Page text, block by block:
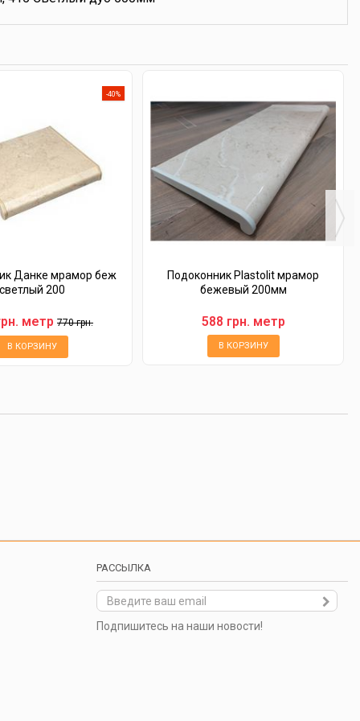
-40%
Данке мрамор беж
светлый 200
метр 770 грн.
В КОРЗИНУ
Подоконник Plastolit мрамор
бежевый 200мм
588 грн. метр
В КОРЗИНУ
РАССЫЛКА
Подпишитесь на наши новости!